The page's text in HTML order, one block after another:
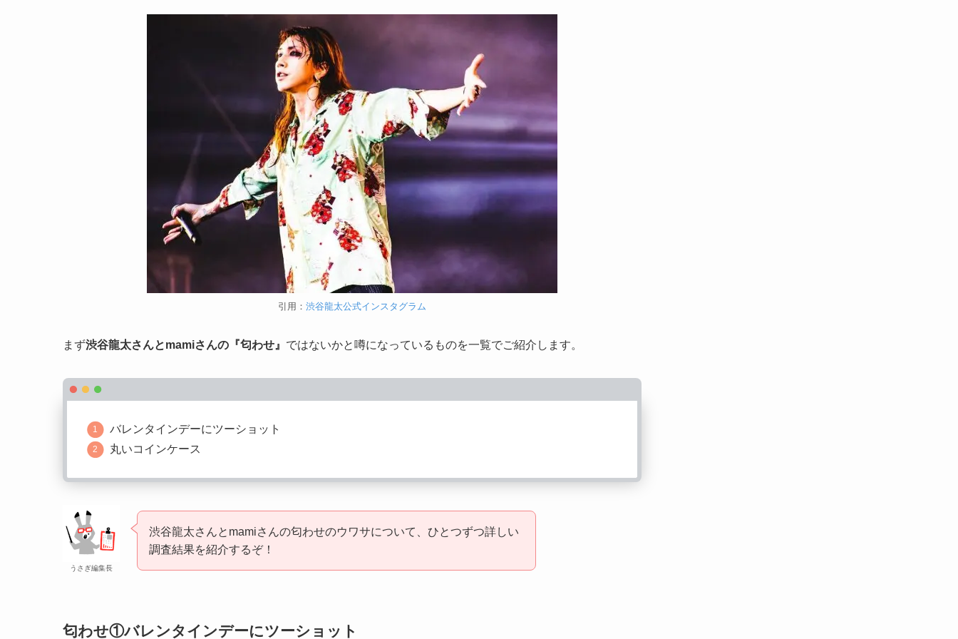
引用： 渋谷龍太公式インスタグラム
まず渋谷龍太さんとmamiさんの『匂わせ』 ではないかと噂になっているものを一覧でご紹介します。
バレンタインデーにツーショット
丸いコインケース
うさぎ編集長
渋谷龍太さんとmamiさんの匂わせのウワサについて、ひとつずつ詳しい
調査結果を紹介するぞ！
匂わせ①バレンタインデーにツーショット